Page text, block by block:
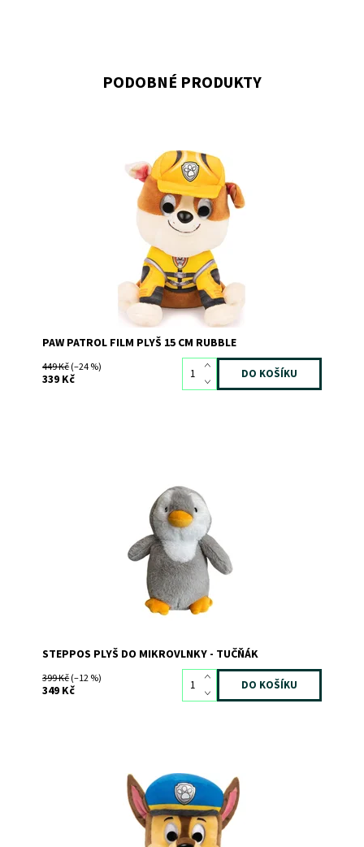
PODOBNÉ PRODUKTY
Skladem3
SPIN MASTER
PAW PATROL FILM PLYŠ 15 CM RUBBLE
449 Kč(–24 %)
339 Kč
>3
MAC TOYS
STEPPOS PLYŠ DO MIKROVLNKY - TUČŇÁK
399 Kč(–12 %)
349 Kč
Plyšový kamarád Chase z Tlapkové patroly
Skladem>3